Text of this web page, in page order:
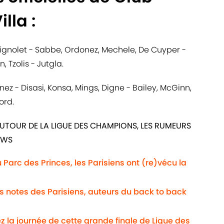
:
- Sabbe, Ordonez, Mechele, De Cuyper -
Tzolis - Jutgla.
- Disasi, Konsa, Mings, Digne - Bailey, McGinn,
DE LA LIGUE DES CHAMPIONS, LES RUMEURS
Parc des Princes, les Parisiens ont (re)vécu la
notes des Parisiens, auteurs du back to back
la journée de cette grande finale de Ligue des